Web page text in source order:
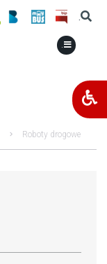
.
.
Roboty drogowe